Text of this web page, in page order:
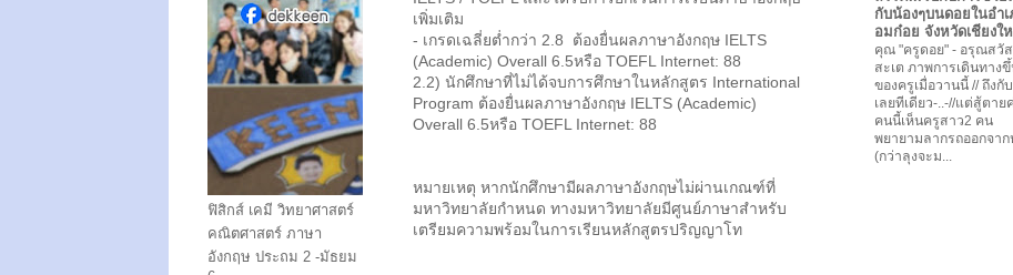
เพิ่มเติม
- เกรดเฉลี่ยต่ำกว่า 2.8 ต้องยื่นผลภาษาอังกฤษ IELTS
(Academic) Overall 6.5หรือ TOEFL Internet: 88
2.2) นักศึกษาที่ไม่ได้จบการศึกษาในหลักสูตร International
Program ต้องยื่นผลภาษาอังกฤษ IELTS (Academic)
Overall 6.5หรือ TOEFL Internet: 88
หมายเหตุ หากนักศึกษามีผลภาษาอังกฤษไม่ผ่านเกณฑ์ที่
มหาวิทยาลัยกำหนด ทางมหาวิทยาลัยมีศูนย์ภาษาสำหรับ
เตรียมความพร้อมในการเรียนหลักสูตรปริญญาโท
ฟิสิกส์ เคมี วิทยาศาสตร์
คณิตศาสตร์ ภาษา
อังกฤษ ประถม 2 -มัธยม
กับน้องๆบนดอยในอำ
อมก๋อย จังหวัดเชียงใ
คุณ "ครูดอย" - อรุณสวั
สะเต ภาพการเดินทาง
ของครูเมื่อวานนี้ // ถึงกั
เลยทีเดียว-..-//แต่สู้ตาย
คนนี้เห็นครูสาว2 คน
พยายามลากรถออกจา
(กว่าลุงจะม...